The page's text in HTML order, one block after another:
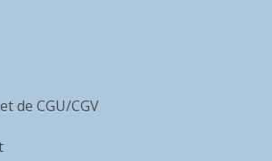
de CGU/CGV